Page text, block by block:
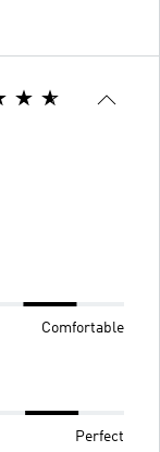
Comfortable
Perfect